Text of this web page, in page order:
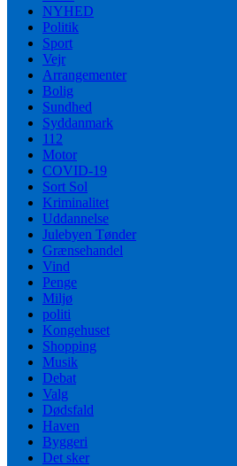
NYHED
Politik
Sport
Vejr
Arrangementer
Bolig
Sundhed
Syddanmark
112
Motor
COVID-19
Sort Sol
Kriminalitet
Uddannelse
Julebyen Tønder
Grænsehandel
Vind
Penge
Miljø
politi
Kongehuset
Shopping
Musik
Debat
Valg
Dødsfald
Haven
Byggeri
Det sker